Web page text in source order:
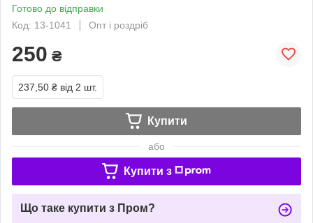
Готово до відправки
Код: 13-1041
Опт і роздріб
250 ₴
237,50 ₴ від 2 шт.
Купити
або
Купити з
Що таке купити з Пром?